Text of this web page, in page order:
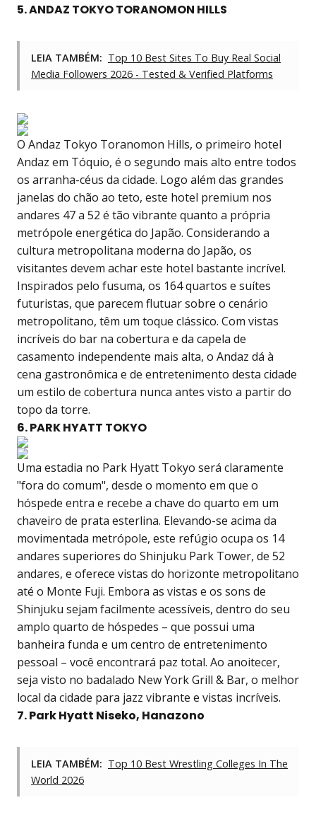
5. ANDAZ TOKYO TORANOMON HILLS
LEIA TAMBÉM: Top 10 Best Sites To Buy Real Social
Media Followers 2026 - Tested & Verified Platforms
O Andaz Tokyo Toranomon Hills, o primeiro hotel
Andaz em Tóquio, é o segundo mais alto entre todos
os arranha-céus da cidade. Logo além das grandes
janelas do chão ao teto, este hotel premium nos
andares 47 a 52 é tão vibrante quanto a própria
metrópole energética do Japão. Considerando a
cultura metropolitana moderna do Japão, os
visitantes devem achar este hotel bastante incrível.
Inspirados pelo fusuma, os 164 quartos e suítes
futuristas, que parecem flutuar sobre o cenário
metropolitano, têm um toque clássico. Com vistas
incríveis do bar na cobertura e da capela de
casamento independente mais alta, o Andaz dá à
cena gastronômica e de entretenimento desta cidade
um estilo de cobertura nunca antes visto a partir do
topo da torre.
6. PARK HYATT TOKYO
Uma estadia no Park Hyatt Tokyo será claramente
"fora do comum", desde o momento em que o
hóspede entra e recebe a chave do quarto em um
chaveiro de prata esterlina. Elevando-se acima da
movimentada metrópole, este refúgio ocupa os 14
andares superiores do Shinjuku Park Tower, de 52
andares, e oferece vistas do horizonte metropolitano
até o Monte Fuji. Embora as vistas e os sons de
Shinjuku sejam facilmente acessíveis, dentro do seu
amplo quarto de hóspedes – que possui uma
banheira funda e um centro de entretenimento
pessoal – você encontrará paz total. Ao anoitecer,
seja visto no badalado New York Grill & Bar, o melhor
local da cidade para jazz vibrante e vistas incríveis.
7. Park Hyatt Niseko, Hanazono
LEIA TAMBÉM: Top 10 Best Wrestling Colleges In The
World 2026